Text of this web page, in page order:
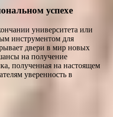
успехе
университета или
инструментом для
двери в мир новых
на получение
полученная на настоящем
уверенность в